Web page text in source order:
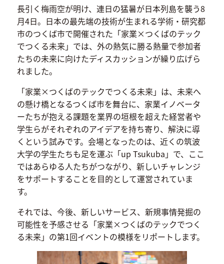
長引く梅雨空が明け、連日の猛暑が日本列島を襲う8
月4日。日本の最先端の技術が生まれる学術・研究都
市のつくば市で開催された「家業×つくばのテック
でつくる未来」では、外の熱気に勝る熱量で参加者
たちの未来に向けたディスカッションが繰り広げら
れました。
「家業×つくばのテックでつくる未来」は、未来へ
の懸け橋となるつくば市を舞台に、家業イノベータ
ーたちが抱える課題を業界の垣根を超えた経営者や
学生らがそれぞれのアイデアを持ち寄り、解決に導
くという試みです。会場となったのは、近くの筑波
大学の学生たちも足を運ぶ「up Tsukuba」で、ここ
ではあらゆる人たちがつながり、新しいチャレンジ
をサポートすることを目的として運営されていま
す。
それでは、今後、新しいサービス、新規事情発掘の
可能性を予感させる「家業×つくばのテックでつく
る未来」の第1回イベントの模様をリポートします。